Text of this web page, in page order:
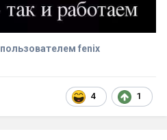
пользователем fenix
4 1